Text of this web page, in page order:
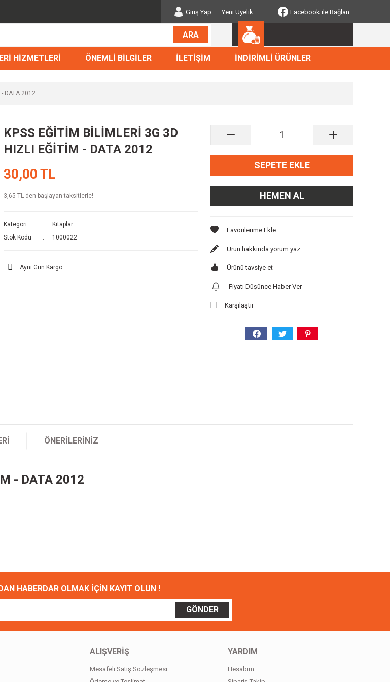
Giriş Yap Yeni Üyelik Facebook ile Bağlan
ARA
HİZMETLERİ ÖNEMLİ BİLGİLER İLETİŞİM İNDİRİMLİ ÜRÜNLER
- DATA 2012
KPSS EĞİTİM BİLİMLERİ 3G 3D
HIZLI EĞİTİM - DATA 2012
30,00 TL
3,65 TL den başlayan taksitlerle!
Kategori
Kitaplar
Stok Kodu
1000022
Aynı Gün Kargo
SEPETE EKLE
HEMEN AL
Ürün hakkında yorum yaz
Ürünü tavsiye et
Fiyatı Düşünce Haber Ver
Karşılaştır
ÖNERILERINIZ
- DATA 2012
HABERDAR OLMAK İÇİN KAYIT OLUN !
GÖNDER
ALIŞVERİŞ
Mesafeli Satış Sözleşmesi
YARDIM
Hesabım